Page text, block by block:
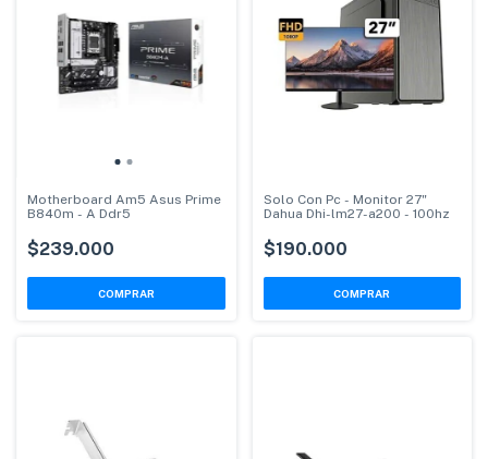
Motherboard Am5 Asus Prime
B840m - A Ddr5
$239.000
Solo Con Pc - Monitor 27"
Dahua Dhi-lm27-a200 - 100hz
$190.000